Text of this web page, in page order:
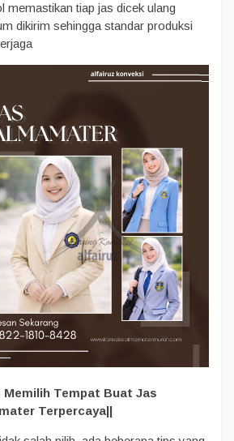
memastikan tiap jas dicek ulang
dikirim sehingga standar produksi
Memilih Tempat Buat Jas
Terpercaya||